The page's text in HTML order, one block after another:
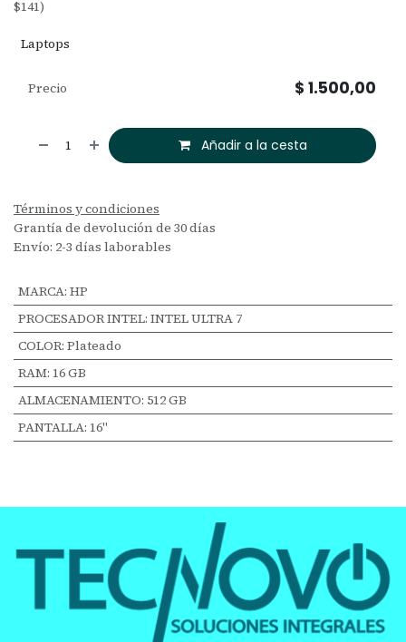
$141)
Laptops
Añadir a la cesta
Precio $ 1.500,00
Términos y condiciones
Grantía de devolución de 30 días
Envío: 2-3 días laborables
MARCA: HP
PROCESADOR INTEL: INTEL ULTRA 7
COLOR: Plateado
RAM: 16 GB
ALMACENAMIENTO: 512 GB
PANTALLA: 16"